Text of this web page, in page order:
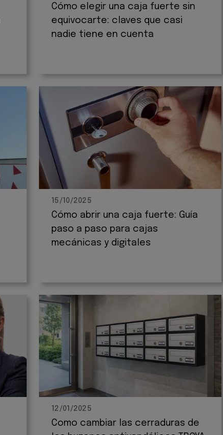
Cómo elegir una caja fuerte sin
equivocarte: claves que casi
nadie tiene en cuenta
15/10/2025
Cómo abrir una caja fuerte: Guía
paso a paso para cajas
mecánicas y digitales
12/01/2025
Como cambiar las cerraduras de